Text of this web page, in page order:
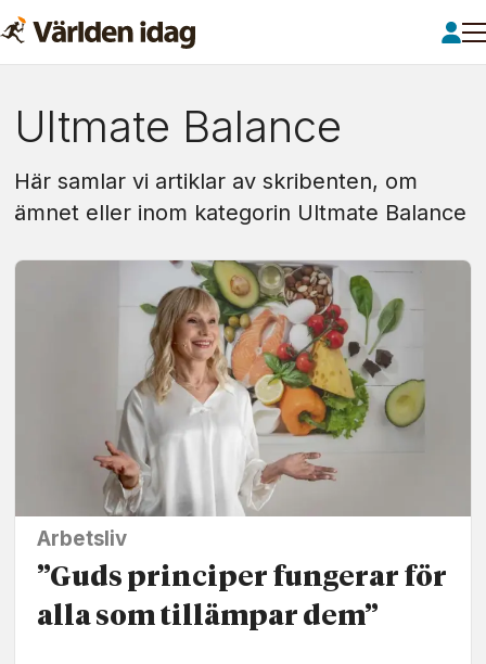
Om:
ultmate
balance
Ultmate Balance
Här samlar vi artiklar av skribenten, om
ämnet eller inom kategorin Ultmate Balance
Arbetsliv
”Guds principer fungerar för
alla som tillämpar dem”